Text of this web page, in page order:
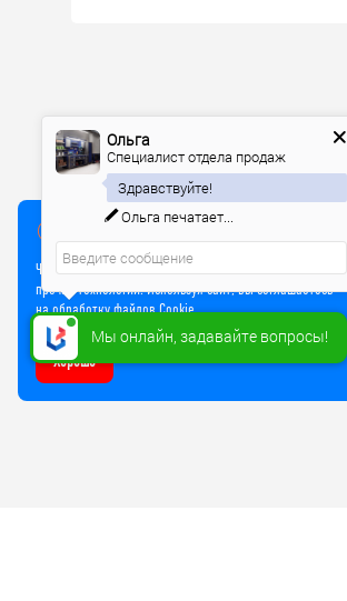
Чтобы улучшить работу сайта, мы используем Cookie и
прочие технологии. Используя сайт, вы соглашаетесь
на обработку файлов Cookie
Хорошо
Мы онлайн, задавайте вопросы!
Ольга
Специалист отдела продаж
Здравствуйте!
Ольга печатает...